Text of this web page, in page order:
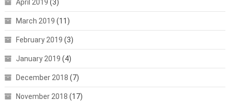
April 2019 (3)
March 2019 (11)
February 2019 (3)
January 2019 (4)
December 2018 (7)
November 2018 (17)